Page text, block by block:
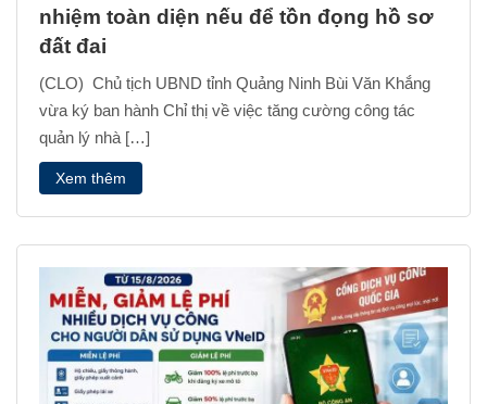
nhiệm toàn diện nếu để tồn đọng hồ sơ
đất đai
(CLO) Chủ tịch UBND tỉnh Quảng Ninh Bùi Văn Khắng
vừa ký ban hành Chỉ thị về việc tăng cường công tác
quản lý nhà […]
Xem thêm